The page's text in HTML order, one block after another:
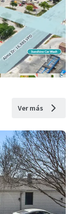
Ver más